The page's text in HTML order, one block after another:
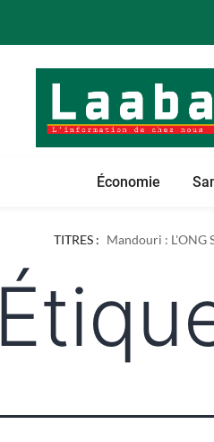
Économie
TITRES : Mandouri : L'ONG